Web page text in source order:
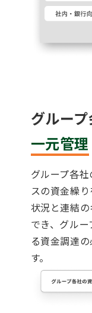
グルー
一元管理
グループ各
スの資金繰
状況と連結
でき、グル
る資金調達
す。